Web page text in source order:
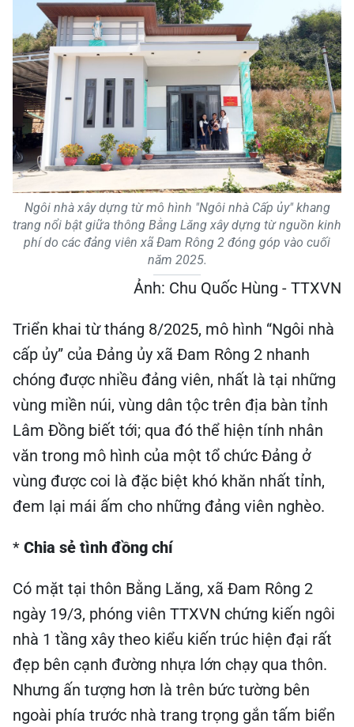
Ngôi nhà xây dựng từ mô hình "Ngôi nhà Cấp ủy" khang
trang nổi bật giữa thông Bằng Lăng xây dựng từ nguồn kinh
phí do các đảng viên xã Đam Rông 2 đóng góp vào cuối
năm 2025.
Ảnh: Chu Quốc Hùng - TTXVN
Triển khai từ tháng 8/2025, mô hình “Ngôi nhà
cấp ủy” của Đảng ủy xã Đam Rông 2 nhanh
chóng được nhiều đảng viên, nhất là tại những
vùng miền núi, vùng dân tộc trên địa bàn tỉnh
Lâm Đồng biết tới; qua đó thể hiện tính nhân
văn trong mô hình của một tổ chức Đảng ở
vùng được coi là đặc biệt khó khăn nhất tỉnh,
đem lại mái ấm cho những đảng viên nghèo.
* Chia sẻ tình đồng chí
Có mặt tại thôn Bằng Lăng, xã Đam Rông 2
ngày 19/3, phóng viên TTXVN chứng kiến ngôi
nhà 1 tầng xây theo kiểu kiến trúc hiện đại rất
đẹp bên cạnh đường nhựa lớn chạy qua thôn.
Nhưng ấn tượng hơn là trên bức tường bên
ngoài phía trước nhà trang trọng gắn tấm biển